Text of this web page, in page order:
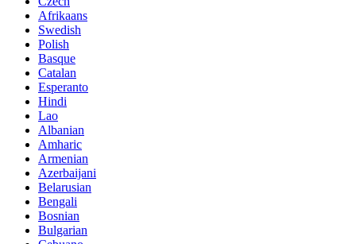
Afrikaans
Swedish
Polish
Basque
Catalan
Esperanto
Hindi
Lao
Albanian
Amharic
Armenian
Azerbaijani
Belarusian
Bengali
Bosnian
Bulgarian